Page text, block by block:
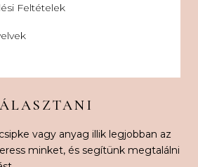
Feltételek
vagy anyag illik legjobban az
minket, és segítünk megtalálni